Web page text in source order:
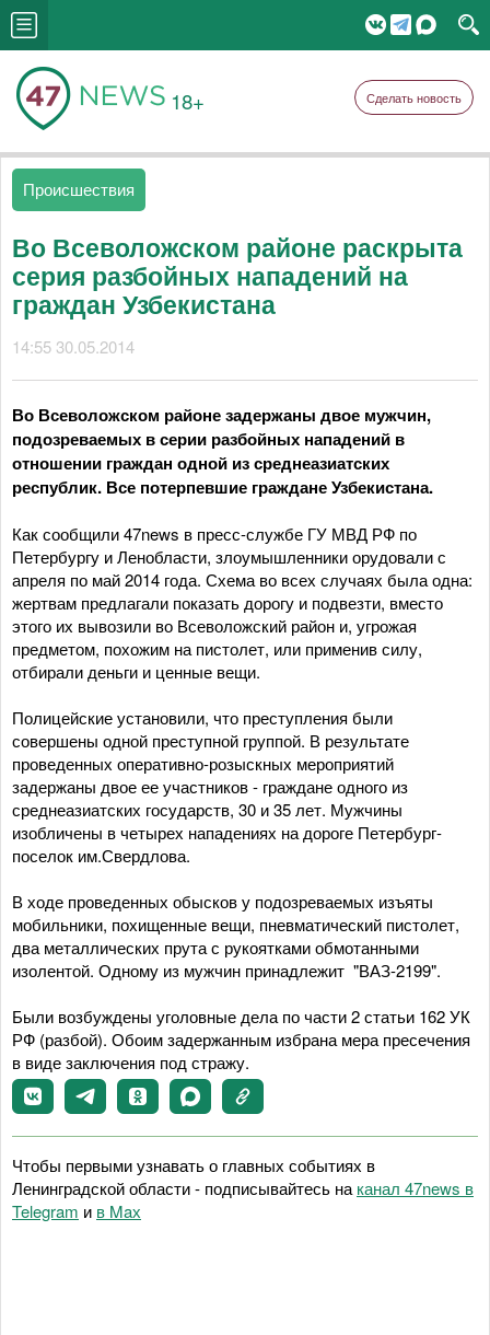
18+ Сделать новость
Происшествия
Во Всеволожском районе раскрыта
серия разбойных нападений на
граждан Узбекистана
14:55 30.05.2014
Во Всеволожском районе задержаны двое мужчин,
подозреваемых в серии разбойных нападений в
отношении граждан одной из среднеазиатских
республик. Все потерпевшие граждане Узбекистана.
Как сообщили 47news в пресс-службе ГУ МВД РФ по
Петербургу и Ленобласти, злоумышленники орудовали с
апреля по май 2014 года. Схема во всех случаях была одна:
жертвам предлагали показать дорогу и подвезти, вместо
этого их вывозили во Всеволожский район и, угрожая
предметом, похожим на пистолет, или применив силу,
отбирали деньги и ценные вещи.
Полицейские установили, что преступления были
совершены одной преступной группой. В результате
проведенных оперативно-розыскных мероприятий
задержаны двое ее участников - граждане одного из
среднеазиатских государств, 30 и 35 лет. Мужчины
изобличены в четырех нападениях на дороге Петербург-
поселок им.Свердлова.
В ходе проведенных обысков у подозреваемых изъяты
мобильники, похищенные вещи, пневматический пистолет,
два металлических прута с рукоятками обмотанными
изолентой. Одному из мужчин принадлежит "ВАЗ-2199".
Были возбуждены уголовные дела по части 2 статьи 162 УК
РФ (разбой). Обоим задержанным избрана мера пресечения
в виде заключения под стражу.
Чтобы первыми узнавать о главных событиях в
Ленинградской области - подписывайтесь на канал 47news в
Telegram и в Maх